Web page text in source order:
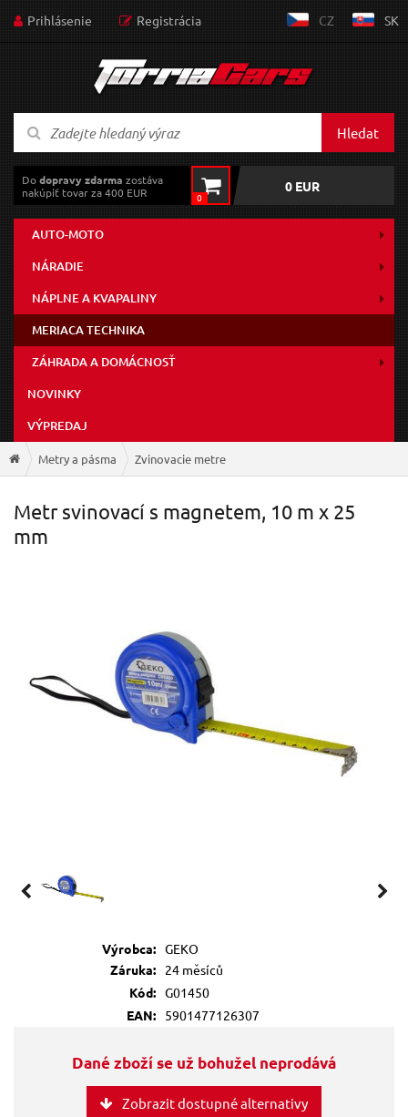
Prihlásenie Registrácia CZ SK
Hledat
Dodopravy zdarma zostáva
nakúpiť tovar za 400 EUR
0
0 EUR
AUTO-MOTO
NÁRADIE
NÁPLNE A KVAPALINY
MERIACA TECHNIKA
ZÁHRADA A DOMÁCNOSŤ
NOVINKY
VÝPREDAJ
Metry a pásma Zvinovacie metre
Metr svinovací s magnetem, 10 m x 25
mm
Výrobca: GEKO
Záruka:
24 měsíců
Kód: G01450
EAN:
5901477126307
Dané zboží se už bohužel neprodává
Zobrazit dostupné alternativy